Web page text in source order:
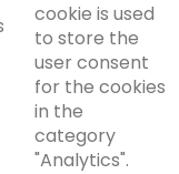
cookie is used
to store the
user consent
for the cookies
in the
category
"Analytics".